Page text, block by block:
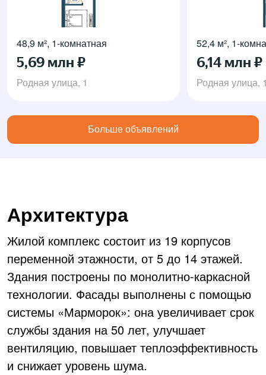
48,9 м², 1-комнатная
5,69 млн ₽
Родная улица, 1
52,4 м², 1-
6,14 млн ₽
Родная улица,
Больше объявлений
Архитектура
Жилой комплекс состоит из 19 корпусов
переменной этажности, от 5 до 14 этажей.
Здания построены по монолитно-каркасной
технологии. Фасады выполнены с помощью
системы «Марморок»: она увеличивает срок
службы здания на 50 лет, улучшает
вентиляцию, повышает теплоэффективность
и снижает уровень шума.